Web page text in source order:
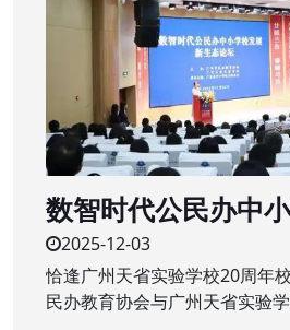
数智时代公民办中
生态研讨会举行
2025-12-03
恰逢广州天省实验学校20周年
民办教育协会与广州天省实验